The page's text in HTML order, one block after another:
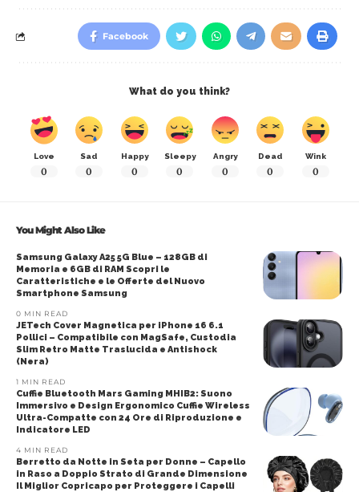
Facebook
What do you think?
Love
0
Sad
0
Happy
0
Sleepy
0
Angry
0
Dead
0
Wink
0
You Might Also Like
Samsung Galaxy A25 5G Blue – 128GB di
Memoria e 6GB di RAM Scopri le
Caratteristiche e le Offerte del Nuovo
Smartphone Samsung
0 MIN READ
JETech Cover Magnetica per iPhone 16 6.1
Pollici – Compatibile con MagSafe, Custodia
Slim Retro Matte Traslucida e Antishock
(Nera)
1 MIN READ
Cuffie Bluetooth Mars Gaming MHIB2: Suono
Immersivo e Design Ergonomico Cuffie Wireless
Ultra-Compatte con 24 Ore di Riproduzione e
Indicatore LED
4 MIN READ
Berretto da Notte in Seta per Donne – Capello
in Raso a Doppio Strato di Grande Dimensione
Il Miglior Copricapo per Proteggere i Capelli